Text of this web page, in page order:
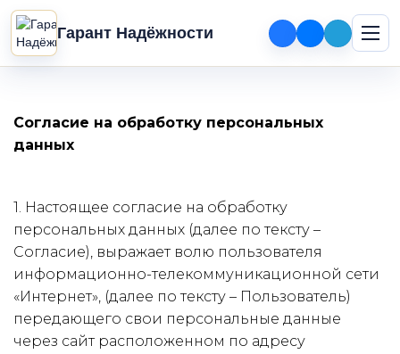
Гарант Надёжности
Согласие на обработку персональных
данных
1. Настоящее согласие на обработку
персональных данных (далее по тексту –
Согласие), выражает волю пользователя
информационно-телекоммуникационной сети
«Интернет», (далее по тексту – Пользователь)
передающего свои персональные данные
через сайт расположенном по адресу